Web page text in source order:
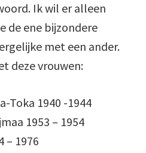
Ik wil er alleen
de ene bijzondere
met een ander.
deze vrouwen:
Toka 1940 -1944
1953 – 1954
– 1976